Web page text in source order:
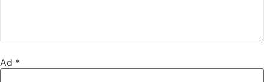
Ad *